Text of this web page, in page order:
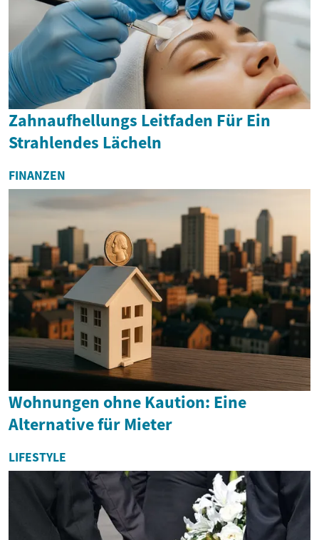
Zahnaufhellungs Leitfaden Für Ein
Strahlendes Lächeln
FINANZEN
Wohnungen ohne Kaution: Eine
Alternative für Mieter
LIFESTYLE